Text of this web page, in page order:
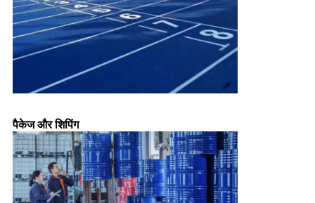
पैकेज और शिपिंग